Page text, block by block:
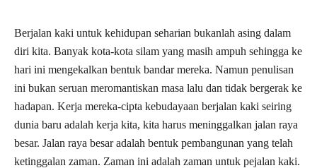
Berjalan kaki untuk kehidupan seharian bukanlah asing dalam
diri kita. Banyak kota-kota silam yang masih ampuh sehingga ke
hari ini mengekalkan bentuk bandar mereka. Namun penulisan
ini bukan seruan meromantiskan masa lalu dan tidak bergerak ke
hadapan. Kerja mereka-cipta kebudayaan berjalan kaki seiring
dunia baru adalah kerja kita, kita harus meninggalkan jalan raya
besar. Jalan raya besar adalah bentuk pembangunan yang telah
ketinggalan zaman. Zaman ini adalah zaman untuk pejalan kaki.